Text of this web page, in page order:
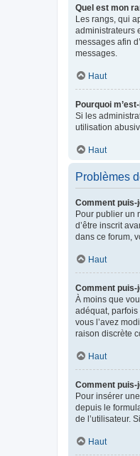
Quel est mon
Les rangs, qui
administrateurs
messages afin
messages.
Haut
Pourquoi
Si les
utilisation
Haut
Problèmes
Comment puis-
Pour publier un
d’être inscrit
dans ce forum,
Haut
Comment
À moins que
adéquat,
vous l’avez
raison discrète
Haut
Comment puis-
Pour insérer
depuis le
de l’utilisateur.
Haut